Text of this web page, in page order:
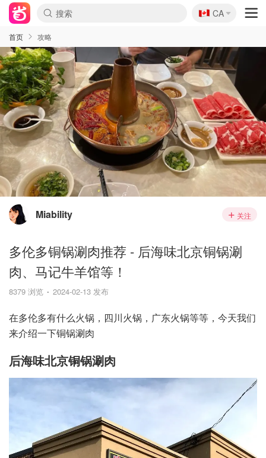
🇨🇦
CA
首页 攻略
Miability 关注
多伦多铜锅涮肉推荐 - 后海味北京铜锅涮
肉、马记牛羊馆等！
8379 浏览 2024-02-13 发布
在多伦多有什么火锅，四川火锅，广东火锅等等，今天我们
来介绍一下铜锅涮肉
后海味北京铜锅涮肉